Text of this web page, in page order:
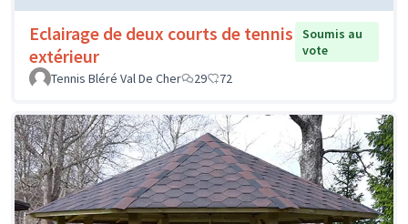
Eclairage de deux courts de tennis
extérieur
Soumis au
vote
Tennis Bléré Val De Cher
29 72